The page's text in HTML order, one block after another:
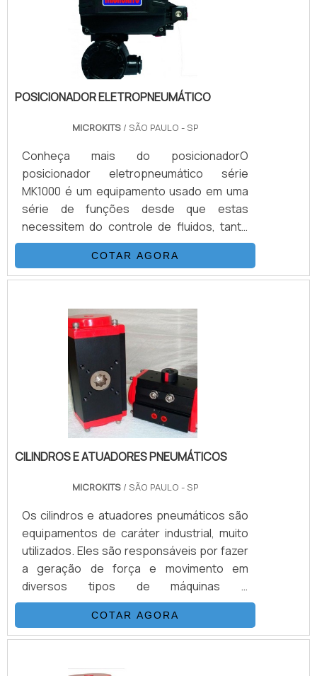
muito comum principalmente para mov.
POSICIONADOR ELETROPNEUMÁTICO
MICROKITS/ SÃO PAULO - SP
Conheça mais do posicionadorO
posicionador eletropneumático série
MK1000 é um equipamento usado em uma
série de funções desde que estas
necessitem do controle de fluidos, tanto
para válvulas rotativas, quanto lineares.
Aplicações de controle contínuo, onde uma
válvula automatizada somente com
ocorre pois o movimento on-off não é
suficiente para parametrizar a vazão
correta que realiza o controle do
processo.Características gerais do
equipamento O posicionado.
COTAR AGORA
CILINDROS E ATUADORES PNEUMÁTICOS
MICROKITS/ SÃO PAULO - SP
Os cilindros e atuadores pneumáticos são
equipamentos de caráter industrial, muito
utilizados. Eles são responsáveis por fazer
a geração de força e movimento em
diversos tipos de máquinas e
equipamentos.Conheça mais informações
sobre os cilindros e os atuadoresO cilindro
pneumático é um tipo de dispositivo
COTAR AGORA